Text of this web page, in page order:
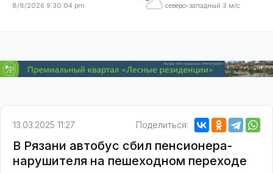
8/8/2026 9:30:05 pm
северо-западный 3 м/с
13.03.2025 11:27 Поделиться:
В Рязани автобус сбил пенсионера-
нарушителя на пешеходном переходе